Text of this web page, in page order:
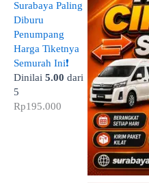
Surabaya Paling
Diburu
Penumpang
Harga Tiketnya
Semurah Ini❗
Dinilai 5.00 dari
5
Rp195.000